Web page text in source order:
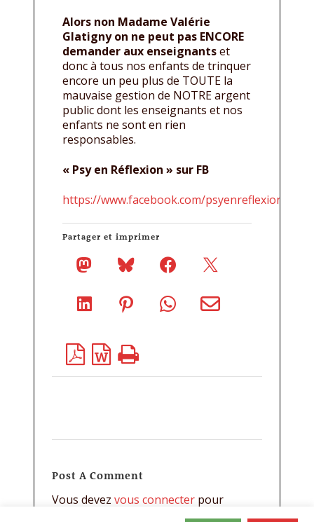
Alors non Madame Valérie
Glatigny on ne peut pas ENCORE
demander aux enseignantset
donc à tous nos enfants de trinquer
encore un peu plus de TOUTE la
mauvaise gestion de NOTRE argent
public dont les enseignants et nos
enfants ne sont en rien
responsables.
« Psy en Réflexion » sur FB
https://www.facebook.com/psyenreflexion
Partager et imprimer
Post A Comment
Vous devez vous connecter pour